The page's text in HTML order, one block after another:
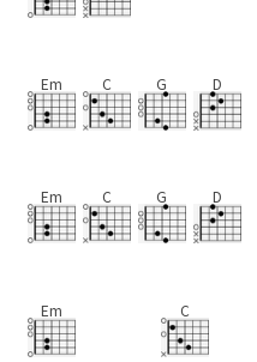
Em C G D
Em C G D
Em C